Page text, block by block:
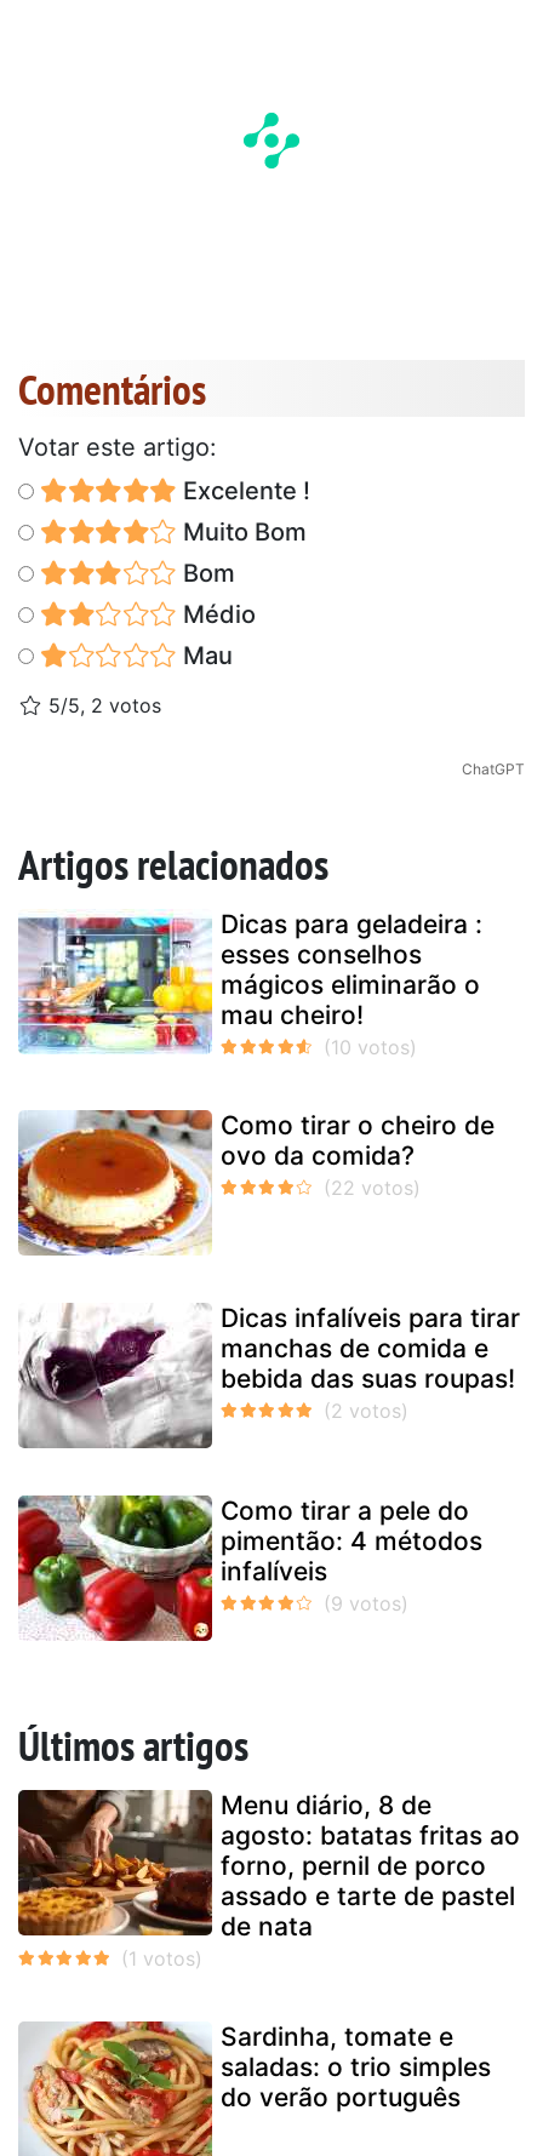
Comentários
Votar este artigo:
Excelente !
Muito Bom
Bom
Médio
Mau
5/5, 2 votos
ChatGPT
Artigos relacionados
Dicas para geladeira :
esses conselhos
mágicos eliminarão o
mau cheiro!
Como tirar o cheiro de
ovo da comida?
Dicas infalíveis para tirar
manchas de comida e
bebida das suas roupas!
Como tirar a pele do
pimentão: 4 métodos
infalíveis
Últimos artigos
Menu diário, 8 de
agosto: batatas fritas ao
forno, pernil de porco
assado e tarte de pastel
de nata
Sardinha, tomate e
saladas: o trio simples
do verão português